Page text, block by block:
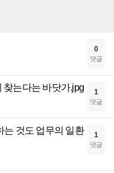
0
댓글
찾는다는 바닷가.jpg 1
댓글
는 것도 업무의 일환
1
댓글